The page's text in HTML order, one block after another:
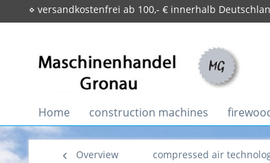
⋄ versandkostenfrei ab 100,- € innerhalb
Home construction machines
Overview compressed air